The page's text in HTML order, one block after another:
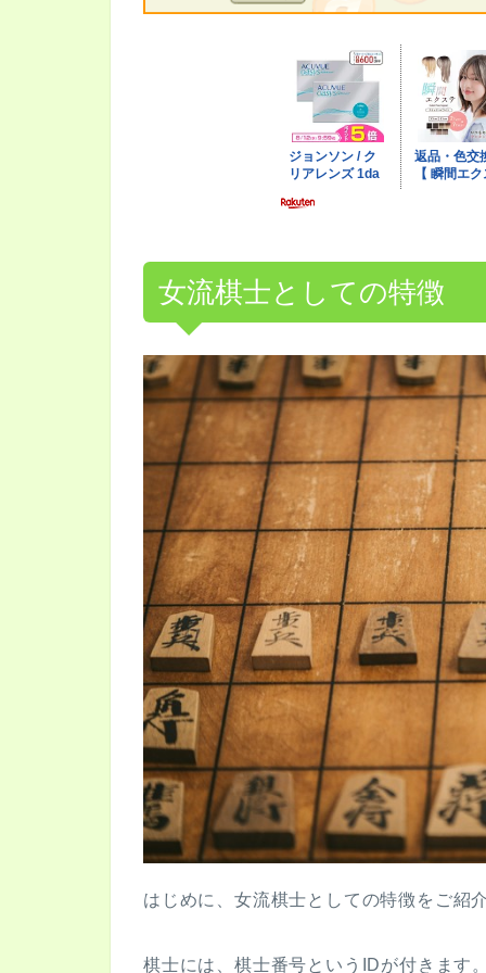
女流棋士としての特徴
はじめに、女流棋士としての特徴をご紹
棋士には、棋士番号というIDが付きます